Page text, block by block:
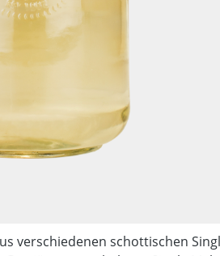
verschiedenen schottischen